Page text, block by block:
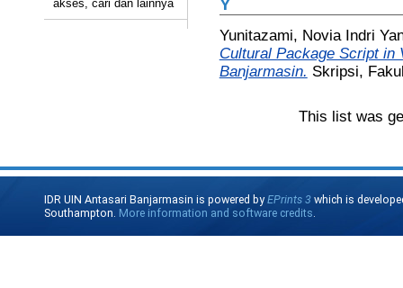
akses, cari dan lainnya
Y
Yunitazami, Novia Indri
Cultural Package Script in
Banjarmasin. Skripsi,
This list was
IDR UIN Antasari Banjarmasin is powered byEPrints 3 which is
Southampton. More information and software credits.